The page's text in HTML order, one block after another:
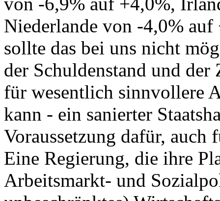
Niederlande von -4,0%
sollte das bei uns nicht
der Schuldenstand und
für wesentlich sinnvollere
kann - ein sanierter
Voraussetzung dafür, auch
Eine Regierung, die ihre
Arbeitsmarkt- und